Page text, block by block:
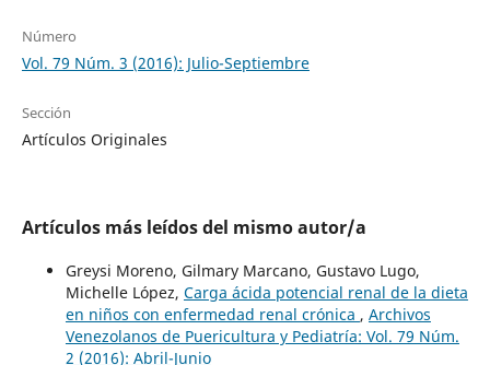
Número
Vol. 79 Núm. 3 (2016): Julio-Septiembre
Sección
Artículos Originales
Artículos más leídos del mismo autor/a
Greysi Moreno, Gilmary Marcano, Gustavo Lugo,
Michelle López, Carga ácida potencial renal de la dieta
en niños con enfermedad renal crónica , Archivos
Venezolanos de Puericultura y Pediatría: Vol. 79 Núm.
2 (2016): Abril-Junio